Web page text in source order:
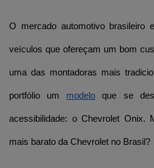
O mercado automotivo brasileiro
veículos que ofereçam um bom
uma das montadoras mais
portfólio um modelo que se
acessibilidade: o Chevrolet Onix.
mais barato da Chevrolet no Brasil?